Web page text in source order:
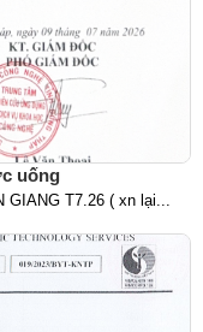
uống
T7.26 ( xn lại...